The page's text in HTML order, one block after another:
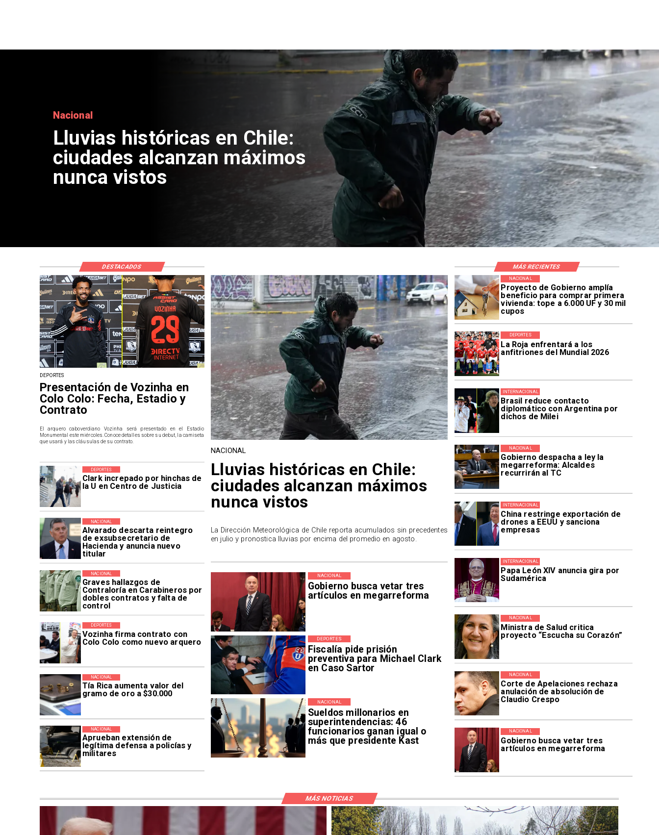
Deportes
Presentación de Vozinha en
Colo Colo: Fecha, Estadio y
Contrato
Proyecto de Gobierno amplía
beneficio para comprar primera
vivienda: tope a 6.000 UF y 30 mil
cupos
NACIONAL
La Roja enfrentará a los
anfitriones del Mundial 2026
DEPORTES
Brasil reduce contacto
diplomático con Argentina por
dichos de Milei
INTERNACIONAL
Gobierno despacha a ley la
megarreforma: Alcaldes
recurrirán al TC
NACIONAL
China restringe exportación de
drones a EEUU y sanciona
empresas
INTERNACIONAL
Papa León XIV anuncia gira por
Sudamérica
INTERNACIONAL
Ministra de Salud critica
proyecto “Escucha su Corazón”
NACIONAL
Corte de Apelaciones rechaza
anulación de absolución de
Claudio Crespo
NACIONAL
Gobierno busca vetar tres
artículos en megarreforma
NACIONAL
Clark increpado por hinchas de
la U en Centro de Justicia
DEPORTES
Alvarado descarta reintegro
de exsubsecretario de
Hacienda y anuncia nuevo
titular
NACIONAL
Graves hallazgos de
Contraloría en Carabineros por
dobles contratos y falta de
control
NACIONAL
Vozinha firma contrato con
Colo Colo como nuevo arquero
DEPORTES
Tía Rica aumenta valor del
gramo de oro a $30.000
NACIONAL
Aprueban extensión de
legítima defensa a policías y
militares
NACIONAL
Gobierno busca vetar tres
artículos en megarreforma
NACIONAL
Fiscalía pide prisión
preventiva para Michael Clark
en Caso Sartor
DEPORTES
Sueldos millonarios en
superintendencias: 46
funcionarios ganan igual o
más que presidente Kast
NACIONAL
DEPORTES
Presentación de Vozinha en
Colo Colo: Fecha, Estadio y
Contrato
El arquero caboverdiano Vozinha será presentado en el Estadio
Monumental este miércoles. Conoce detalles sobre su debut, la camiseta
que usará y las cláusulas de su contrato.
NACIONAL
Lluvias históricas en Chile:
ciudades alcanzan máximos
nunca vistos
La Dirección Meteorológica de Chile reporta acumulados sin precedentes
en julio y pronostica lluvias por encima del promedio en agosto.
DESTACADOS MÁS RECIENTES
MÁS NOTICIAS